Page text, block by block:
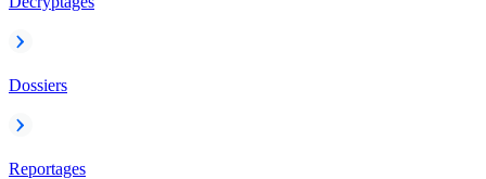
Dossiers
Reportages